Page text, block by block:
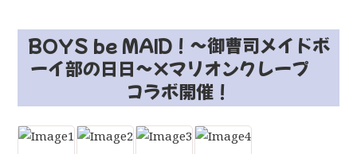
BOYS be MAID！〜御曹司メイドボ
ーイ部の日日〜×マリオンクレープ
コラボ開催！